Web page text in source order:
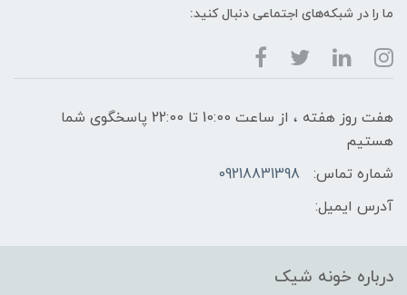
ما را در شبکه‌های اجتماعی دنبال کنید:
هفت روز هفته ، از ساعت 10:00 تا 22:00 پاسخگوی شما
هستیم
شماره تماس:
09218831398
آدرس ایمیل:
درباره خونه شیک